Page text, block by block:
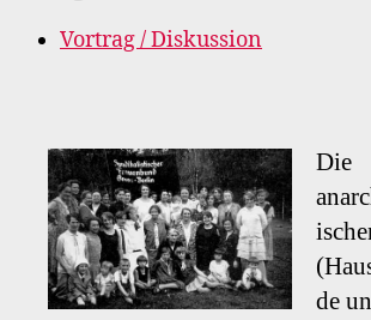
Vortrag / Diskussion
Die
de